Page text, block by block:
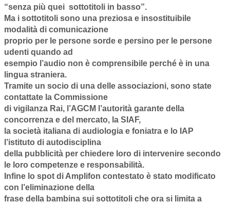
“senza più quei sottotitoli in basso”.
Ma i sottotitoli sono una preziosa e insostituibile
modalità di comunicazione
proprio per le persone sorde e persino per le persone
udenti quando ad
esempio l’audio non è comprensibile perché è in una
lingua straniera.
Tramite un socio di una delle associazioni, sono state
contattate la Commissione
di vigilanza Rai, l’AGCM l’autorità garante della
concorrenza e del mercato, la SIAF,
la società italiana di audiologia e foniatra e lo IAP
l’istituto di autodisciplina
della pubblicità per chiedere loro di intervenire secondo
le loro competenze e responsabilità.
Infine lo spot di Amplifon contestato è stato modificato
con l’eliminazione della
frase della bambina sui sottotitoli che ora si limita a